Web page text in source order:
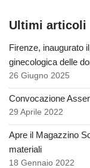
Ultimi articoli
Firenze, inaugurato
ginecologica delle
26 Giugno 2025
Convocazione
29 Aprile 2022
Apre il Magazzino
materiali
18 Gennaio 2022